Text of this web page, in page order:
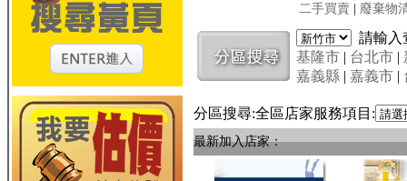
二手買賣
廢棄物
請輸
基隆市 | 台北市 |
嘉義縣 | 嘉義市 |
分區搜尋:全區店家服務項目:
最新加入店家：